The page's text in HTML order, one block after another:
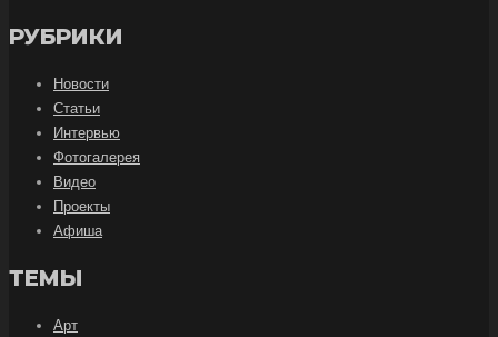
РУБРИКИ
Новости
Статьи
Интервью
Фотогалерея
Видео
Проекты
Афиша
ТЕМЫ
Арт